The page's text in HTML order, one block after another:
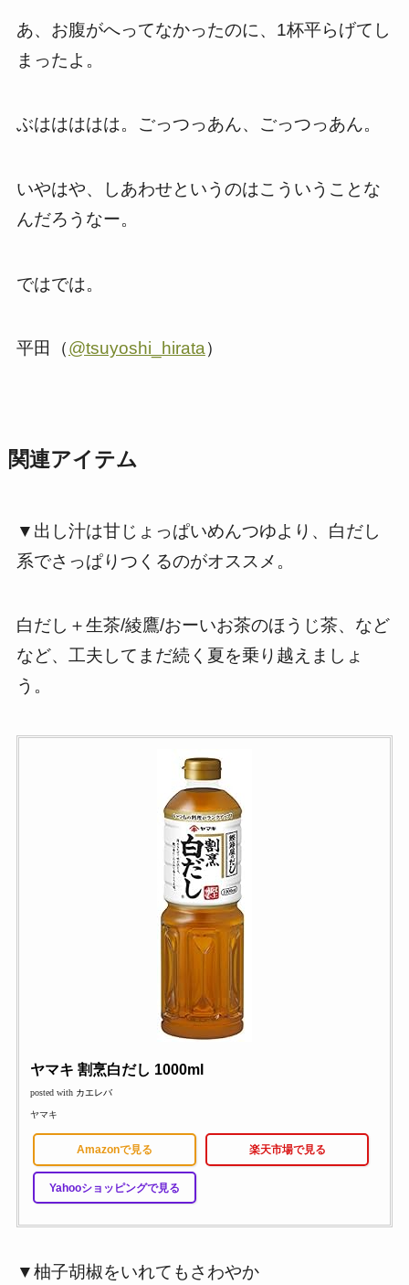
あ、お腹がへってなかったのに、1杯平らげてし
まったよ。
ぶははははは。ごっつっあん、ごっつっあん。
いやはや、しあわせというのはこういうことな
んだろうなー。
ではでは。
平田（@tsuyoshi_hirata）
関連アイテム
▼出し汁は甘じょっぱいめんつゆより、白だし
系でさっぱりつくるのがオススメ。
白だし＋生茶/綾鷹/おーいお茶のほうじ茶、など
など、工夫してまだ続く夏を乗り越えましょ
う。
ヤマキ 割烹白だし 1000ml
posted with カエレバ
ヤマキ
Amazonで見る 楽天市場で見る
Yahooショッピングで見る
▼柚子胡椒をいれてもさわやか